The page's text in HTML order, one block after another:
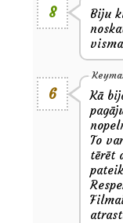
8
Biju
6
Kā
To
tērēt